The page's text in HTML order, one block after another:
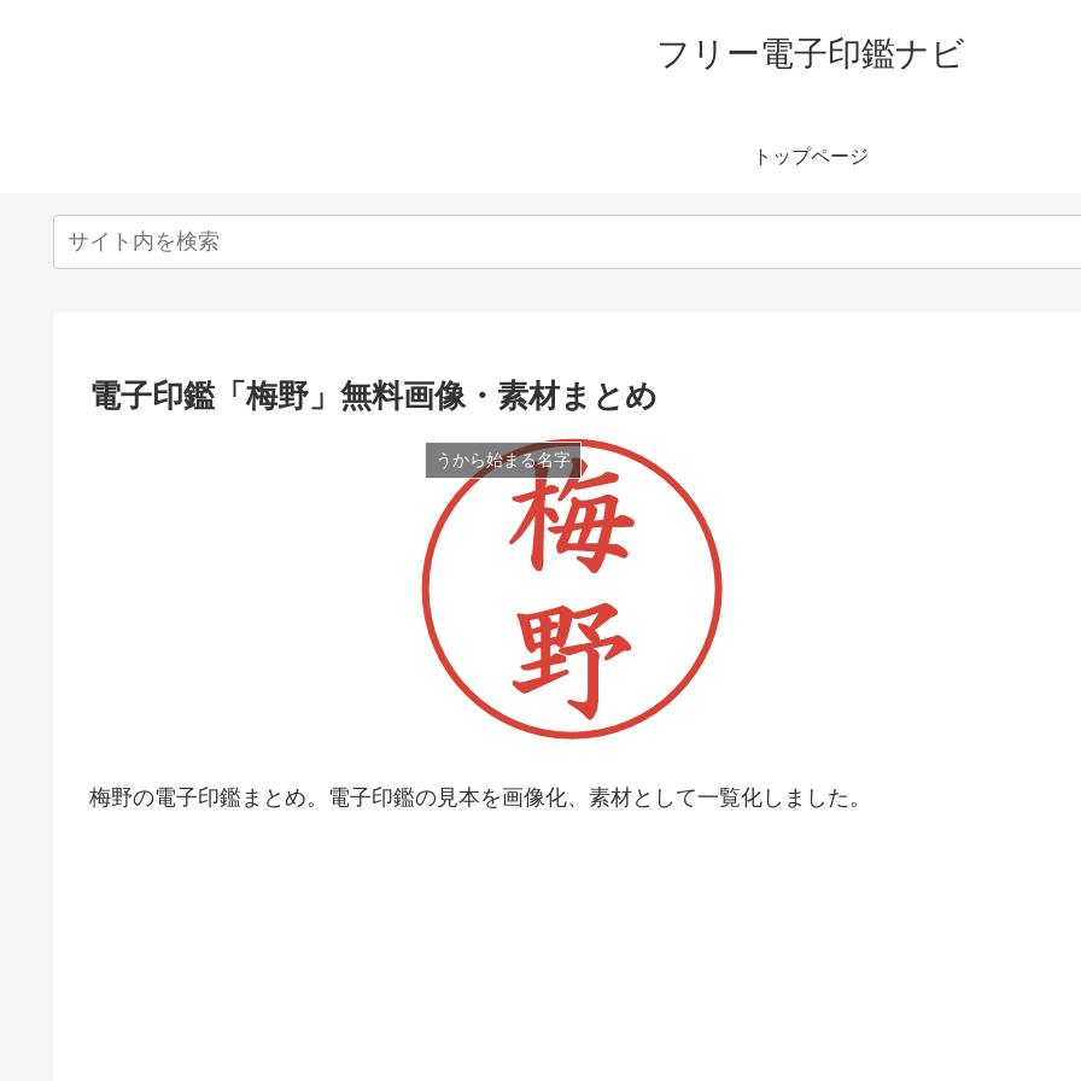
フリー電子印鑑ナビ
トップページ
電子印鑑「梅野」無料画像・素材まとめ
うから始まる名字
梅野の電子印鑑まとめ。電子印鑑の見本を画像化、素材として一覧化しました。